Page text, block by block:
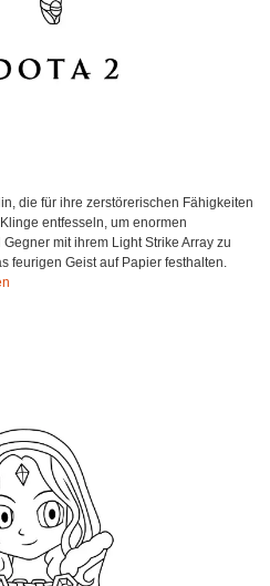
die für ihre zerstörerischen Fähigkeiten
entfesseln, um enormen
mit ihrem Light Strike Array zu
feurigen Geist auf Papier festhalten.